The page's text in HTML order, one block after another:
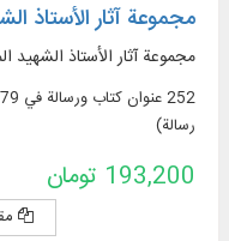
مجموعة آثار الأستاذ
مجموعة آثار الأستاذ الشهيد
رسالة)
193,200 تومان